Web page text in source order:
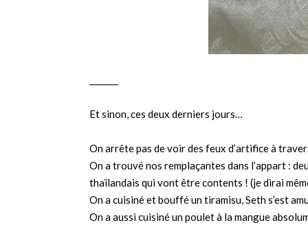
Et sinon, ces deux derniers jours…
On arrête pas de voir des feux d’artifice à
On a trouvé nos remplaçantes dans l’appart :
thaïlandais qui vont être contents ! (je dirai
On a cuisiné et bouffé un tiramisu, Seth s’est
On a aussi cuisiné un poulet à la mangue